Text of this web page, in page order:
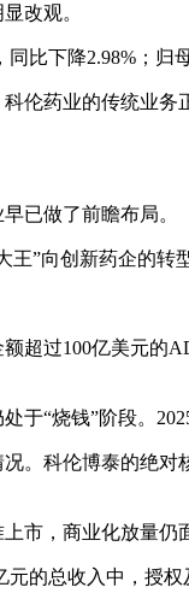
改观。
比下降2.98%；归
伦药业的传统业务
已做了前瞻布局。
”向创新药企的转
超过100亿美元的
于“烧钱”阶段。
。科伦博泰的绝
市，商业化放量仍
的总收入中，授